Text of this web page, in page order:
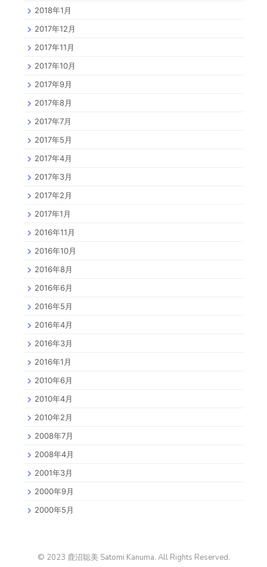
2018年1月
2017年12月
2017年11月
2017年10月
2017年9月
2017年8月
2017年7月
2017年5月
2017年4月
2017年3月
2017年2月
2017年1月
2016年11月
2016年10月
2016年8月
2016年6月
2016年5月
2016年4月
2016年3月
2016年1月
2010年6月
2010年4月
2010年2月
2008年7月
2008年4月
2001年3月
2000年9月
2000年5月
© 2023 鹿沼聡美 Satomi Kanuma. All Rights Reserved.